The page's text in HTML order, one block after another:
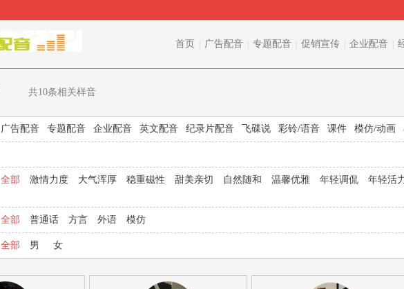
企业配音
促销宣传
专题配音
广告配音
首页
共10条相关样音
广告配音 专题配音 企业配音 英文配音 纪录片配音 飞碟说 彩铃/语音 课件 模仿/动画
全部 激情力度 大气浑厚 稳重磁性 甜美亲切 自然随和 温馨优雅 年轻调侃 年轻活
全部 普通话 方言 外语 模仿
全部 男 女